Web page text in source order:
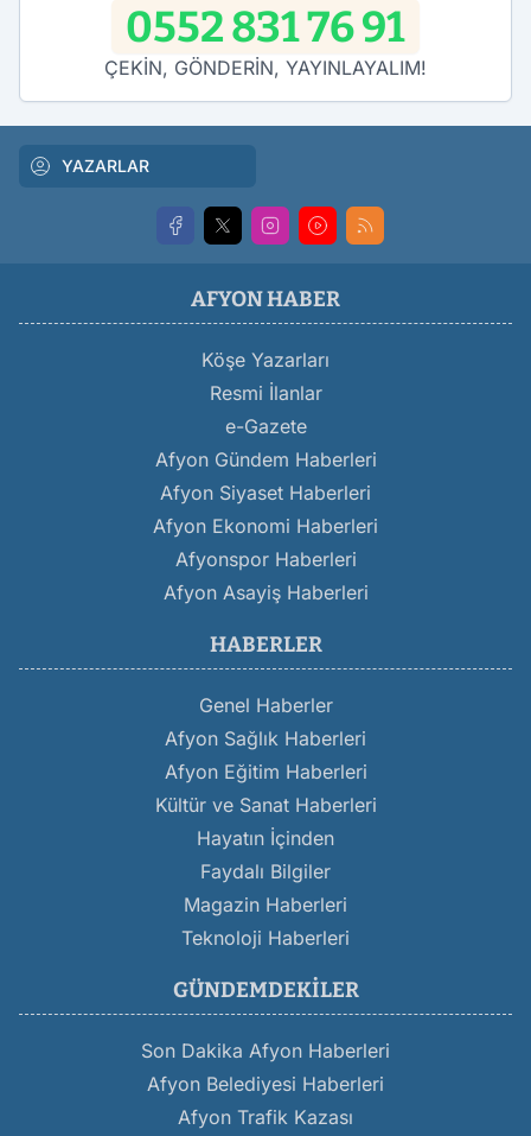
0552 831 76 91
ÇEKİN, GÖNDERİN, YAYINLAYALIM!
YAZARLAR
AFYON HABER
Köşe Yazarları
Resmi İlanlar
e-Gazete
Afyon Gündem Haberleri
Afyon Siyaset Haberleri
Afyon Ekonomi Haberleri
Afyonspor Haberleri
Afyon Asayiş Haberleri
HABERLER
Genel Haberler
Afyon Sağlık Haberleri
Afyon Eğitim Haberleri
Kültür ve Sanat Haberleri
Hayatın İçinden
Faydalı Bilgiler
Magazin Haberleri
Teknoloji Haberleri
GÜNDEMDEKILER
Son Dakika Afyon Haberleri
Afyon Belediyesi Haberleri
Afyon Trafik Kazası